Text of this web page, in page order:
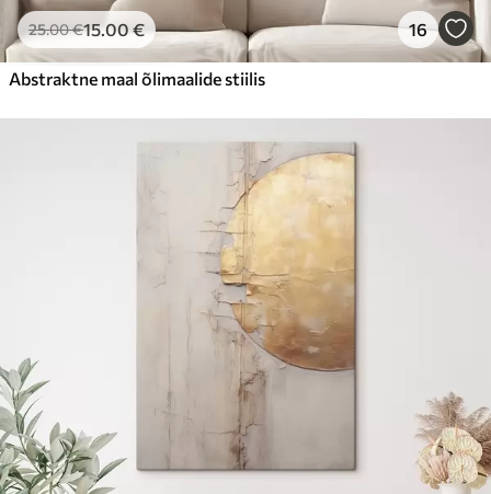
25.00€15.00€ 16
Abstraktne maal õlimaalide stiilis